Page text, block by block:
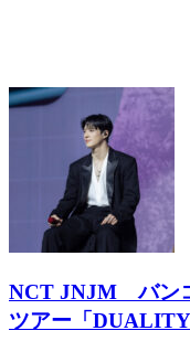
NCT JNJM バン
ツアー「